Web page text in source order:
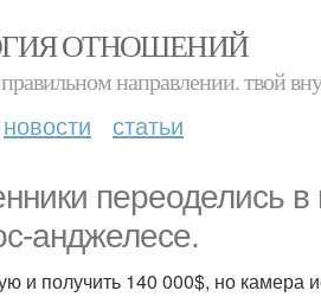
ОТНОШЕНИЙ
направлении. твой
новости статьи
переоделись
анджелесе.
и получить 140 000$, но